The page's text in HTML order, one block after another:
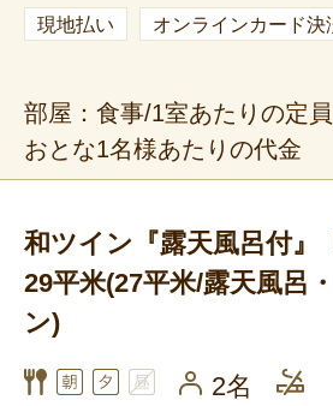
現地払い オンラインカード決
部屋：食事/1室あたりの定員
おとな1名様あたりの代金
和ツイン『露天風呂付』
29平米(27平米/露天風呂
ン)
2名